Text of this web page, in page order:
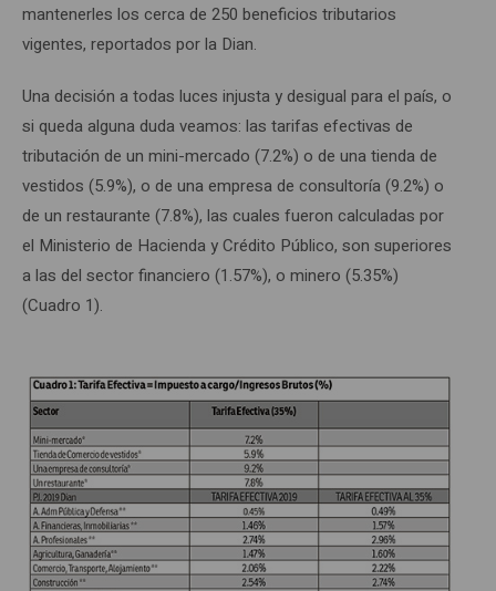
mantenerles los cerca de 250 beneficios tributarios
vigentes, reportados por la Dian.
Una decisión a todas luces injusta y desigual para el país, o
si queda alguna duda veamos: las tarifas efectivas de
tributación de un mini-mercado (7.2%) o de una tienda de
vestidos (5.9%), o de una empresa de consultoría (9.2%) o
de un restaurante (7.8%), las cuales fueron calculadas por
el Ministerio de Hacienda y Crédito Público, son superiores
a las del sector financiero (1.57%), o minero (5.35%)
(Cuadro 1).